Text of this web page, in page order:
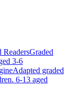
Graded
3-6
Adapted graded
6-13 aged